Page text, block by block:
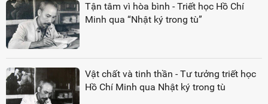
Tận tâm vì hòa bình - Triết học Hồ Chí
Minh qua “Nhật ký trong tù”
Vật chất và tinh thần - Tư tưởng triết học
Hồ Chí Minh qua Nhật ký trong tù